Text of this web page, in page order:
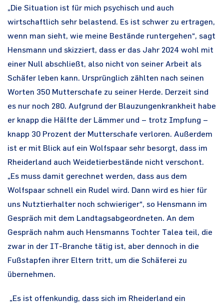
„Die Situation ist für mich psychisch und auch
wirtschaftlich sehr belastend. Es ist schwer zu ertragen,
wenn man sieht, wie meine Bestände runtergehen“, sagt
Hensmann und skizziert, dass er das Jahr 2024 wohl mit
einer Null abschließt, also nicht von seiner Arbeit als
Schäfer leben kann. Ursprünglich zählten nach seinen
Worten 350 Mutterschafe zu seiner Herde. Derzeit sind
es nur noch 280. Aufgrund der Blauzungenkrankheit habe
er knapp die Hälfte der Lämmer und – trotz Impfung –
knapp 30 Prozent der Mutterschafe verloren. Außerdem
ist er mit Blick auf ein Wolfspaar sehr besorgt, dass im
Rheiderland auch Weidetierbestände nicht verschont.
„Es muss damit gerechnet werden, dass aus dem
Wolfspaar schnell ein Rudel wird. Dann wird es hier für
uns Nutztierhalter noch schwieriger“, so Hensmann im
Gespräch mit dem Landtagsabgeordneten. An dem
Gespräch nahm auch Hensmanns Tochter Talea teil, die
zwar in der IT-Branche tätig ist, aber dennoch in die
Fußstapfen ihrer Eltern tritt, um die Schäferei zu
übernehmen.
„Es ist offenkundig, dass sich im Rheiderland ein